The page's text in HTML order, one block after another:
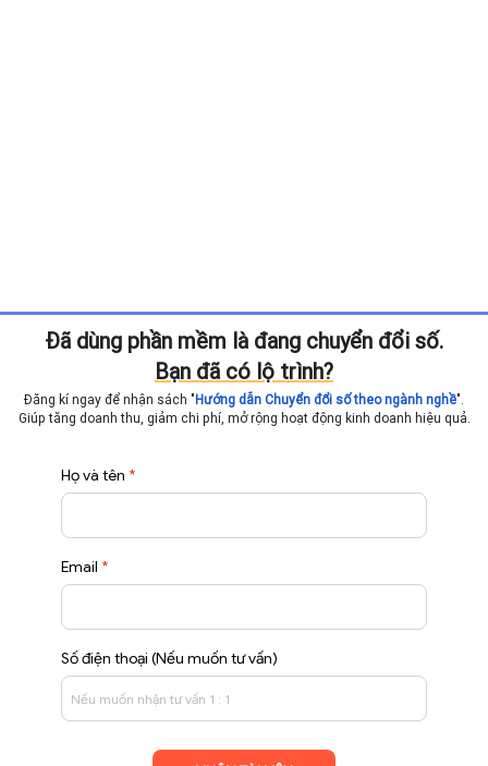
Đã dùng phần mềm là đang chuyển đổi số.
Bạn đã có lộ trình?
Đăng kí ngay để nhận sách "Hướng dẫn Chuyển đổi số theo ngành nghề".
Giúp tăng doanh thu, giảm chi phí, mở rộng hoạt động kinh doanh hiệu quả.
Họ và tên *
Email *
Số điện thoại (Nếu muốn tư vấn)